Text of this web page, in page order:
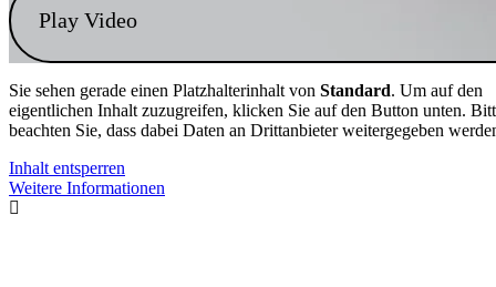
Play Video
Sie sehen gerade einen Platzhalterinhalt von Standard. Um auf den
eigentlichen Inhalt zuzugreifen, klicken Sie auf den Button unten.
beachten Sie, dass dabei Daten an Drittanbieter weitergegeben
Inhalt entsperren
Weitere Informationen